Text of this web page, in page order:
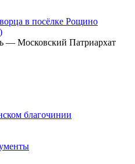
в посёлке Рощино
— Московский Патриархат
благочинии